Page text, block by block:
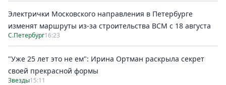
Электрички Московского направления в Петербурге
изменят маршруты из-за строительства ВСМ с 18 августа
С.Петербург16:23
"Уже 25 лет это не ем": Ирина Ортман раскрыла секрет
своей прекрасной формы
Звезды15:11